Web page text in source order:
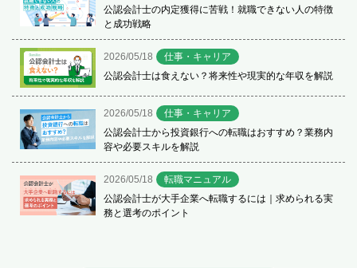
公認会計士の内定獲得に苦戦！就職できない人の特徴
と成功戦略
2026/05/18
仕事・キャリア
公認会計士は食えない？将来性や現実的な年収を解説
2026/05/18
仕事・キャリア
公認会計士から投資銀行への転職はおすすめ？業務内
容や必要スキルを解説
2026/05/18
転職マニュアル
公認会計士が大手企業へ転職するには｜求められる実
務と選考のポイント